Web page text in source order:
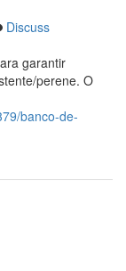
Discuss
garantir
perene. O
banco-de-